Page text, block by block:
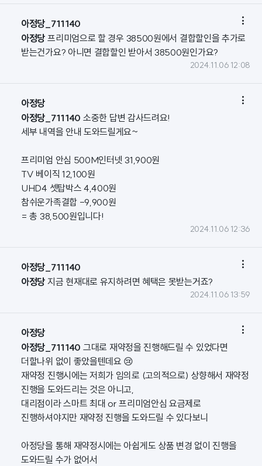
아정당_711140 
아정당 프리미엄으로 할 경우 38500원에서 결합할인을 추가로
받는건가요? 아니면 결합할인 받아서 38500원인가요?
2024.11.06 12:08
아정당 
아정당_711140 소중한 답변 감사드려요!
세부 내역을 안내 도와드릴게요~
프리미엄 안심 500M인터넷 31,900원
TV 베이직 12,100원
UHD4 셋탑박스 4,400원
참쉬운가족결합 -9,900원
= 총 38,500원입니다!
2024.11.06 12:36
아정당_711140 
아정당 지금 현재대로 유지하려면 혜택은 못받는거죠?
2024.11.06 13:59
아정당 
아정당_711140 그대로 재약정을 진행해드릴 수 있었다면
더할나위 없이 좋았을텐데요 😢
재약정 진행시에는 저희가 임의로 (고의적으로) 상향해서 재약정
진행을 도와드리는 것은 아니고,
대리점이라 스마트 최대 or 프리미엄안심 요금제로
진행하셔야지만 재약정 진행을 도와드릴 수 있다보니
아정당을 통해 재약정시에는 아쉽게도 상품 변경 없이 진행을
도와드릴 수가 없어서